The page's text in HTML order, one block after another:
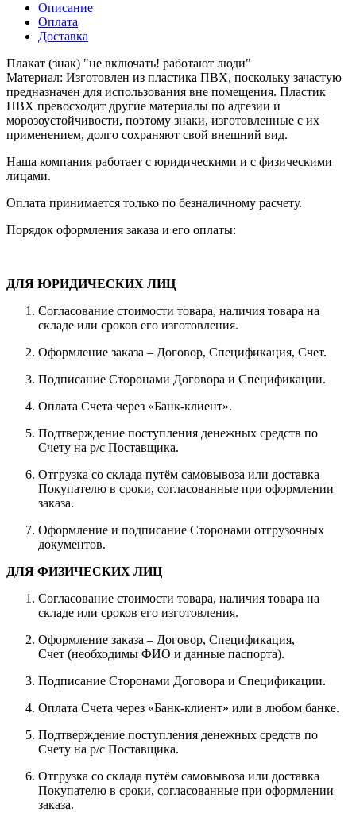
Описание
Оплата
Доставка
Плакат (знак) "не включать! работают люди"
Материал: Изготовлен из пластика ПВХ, поскольку зачастую
предназначен для использования вне помещения. Пластик
ПВХ превосходит другие материалы по адгезии и
морозоустойчивости, поэтому знаки, изготовленные с их
применением, долго сохраняют свой внешний вид.
Наша компания работает с юридическими и с физическими
лицами.
Оплата принимается только по безналичному расчету.
Порядок оформления заказа и его оплаты:
ДЛЯ ЮРИДИЧЕСКИХ ЛИЦ
Согласование стоимости товара, наличия товара на
складе или сроков его изготовления.
Оформление заказа – Договор, Спецификация, Счет.
Подписание Сторонами Договора и Спецификации.
Оплата Счета через «Банк-клиент».
Подтверждение поступления денежных средств по
Счету на р/с Поставщика.
Отгрузка со склада путём самовывоза или доставка
Покупателю в сроки, согласованные при оформлении
заказа.
Оформление и подписание Сторонами отгрузочных
документов.
ДЛЯ ФИЗИЧЕСКИХ ЛИЦ
Согласование стоимости товара, наличия товара на
складе или сроков его изготовления.
Оформление заказа – Договор, Спецификация,
Счет (необходимы ФИО и данные паспорта).
Подписание Сторонами Договора и Спецификации.
Оплата Счета через «Банк-клиент» или в любом банке.
Подтверждение поступления денежных средств по
Счету на р/с Поставщика.
Отгрузка со склада путём самовывоза или доставка
Покупателю в сроки, согласованные при оформлении
заказа.